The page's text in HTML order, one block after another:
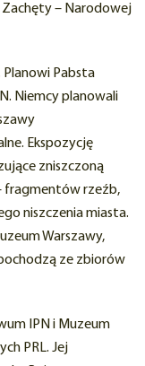
– Narodowej
Pabsta
Niemcy planowali
Ekspozycję
zniszczoną
fragmentów rzeźb,
niszczenia miasta.
Warszawy,
ze zbiorów
IPN i Muzeum
PRL. Jej